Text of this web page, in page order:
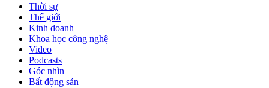
Thời sự
Thế giới
Kinh doanh
Khoa học công nghệ
Video
Podcasts
Góc nhìn
Bất động sản